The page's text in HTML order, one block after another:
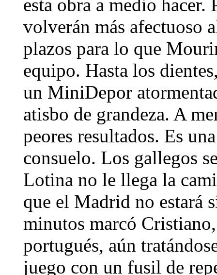
esta obra a medio
volverán más afectuoso
plazos para lo que
equipo. Hasta los
un MiniDepor
atisbo de grandeza. A
peores resultados. Es
consuelo. Los gallegos
Lotina no le llega la
que el Madrid no estará
minutos marcó
portugués, aún
juego con un fusil de